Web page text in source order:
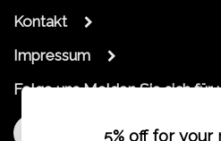
Kontakt
Impressum
Folge uns Melden Sie sich für
5% off for your